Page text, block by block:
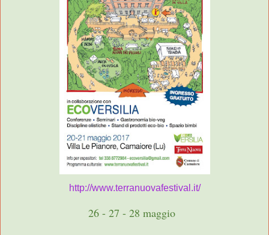
http://www.terranuovafestival.it/
26 - 27 - 28 maggio